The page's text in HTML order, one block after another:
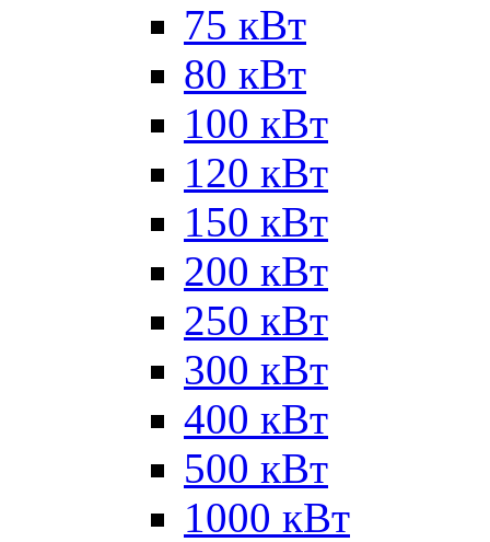
75 кВт
80 кВт
100 кВт
120 кВт
150 кВт
200 кВт
250 кВт
300 кВт
400 кВт
500 кВт
1000 кВт